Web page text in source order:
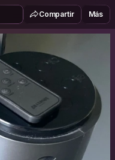
Compartir Más